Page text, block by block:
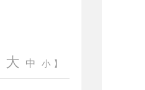
大 中 小 】